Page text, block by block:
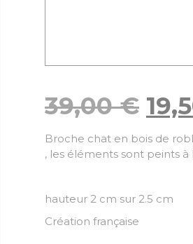
39,00€
Broche chat en bois de
, les éléments sont peints à
hauteur 2 cm sur 2.5 cm
Création française